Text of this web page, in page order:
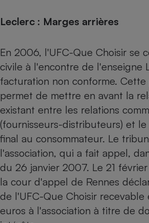
Leclerc : Marges arrières
En 2006, l'UFC-Que Choisir se
civile à l'encontre de l'enseigne
facturation non conforme.
permet de mettre en avant la
existant entre les relations
(fournisseurs-distributeurs) et
final au consommateur. Le
l'association, qui a fait appel,
du 26 janvier 2007. Le 21
la cour d'appel de Rennes
de l'UFC-Que Choisir
euros à l'association à titre de